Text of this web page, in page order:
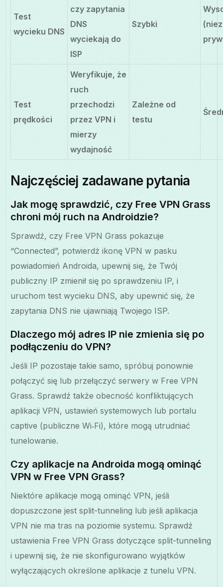
Test
wycieku DNS
czy zapytania
DNS
wyciekają do
ISP
Szybki
Test
prędkości
Weryfikuje, że
ruch
przechodzi
przez VPN i
mierzy
wydajność
Zależne od
testu
Najczęściej zadawane pytania
Jak mogę sprawdzić, czy Free VPN Grass
chroni mój ruch na Androidzie?
Sprawdź, czy Free VPN Grass pokazuje
“Connected”, potwierdź ikonę VPN w pasku
powiadomień Androida, upewnij się, że Twój
publiczny IP zmienił się po sprawdzeniu IP, i
uruchom test wycieku DNS, aby upewnić się, że
zapytania DNS nie ujawniają Twojego ISP.
Dlaczego mój adres IP nie zmienia się po
podłączeniu do VPN?
Jeśli IP pozostaje takie samo, spróbuj ponownie
połączyć się lub przełączyć serwery w Free VPN
Grass. Sprawdź także obecność konfliktujących
aplikacji VPN, ustawień systemowych lub portalu
captive (publiczne Wi‑Fi), które mogą utrudniać
tunelowanie.
Czy aplikacje na Androida mogą ominąć
VPN w Free VPN Grass?
Niektóre aplikacje mogą ominąć VPN, jeśli
dopuszczone jest split-tunneling lub jeśli aplikacja
VPN nie ma tras na poziomie systemu. Sprawdź
ustawienia Free VPN Grass dotyczące split-tunneling
i upewnij się, że nie skonfigurowano wyjątków
wyłączających określone aplikacje z tunelu VPN.